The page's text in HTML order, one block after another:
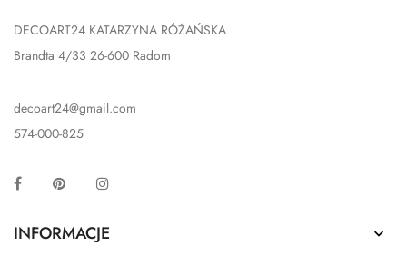
DECOART24 KATARZYNA RÓŻAŃSKA
Brandta 4/33 26-600 Radom
decoart24@gmail.com
574-000-825
Facebook Pinterest
INFORMACJE 